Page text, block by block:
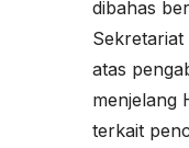
dibahas
atas
menjelang
terkait